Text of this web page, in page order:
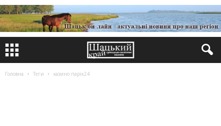
Головна Теги казино парік24